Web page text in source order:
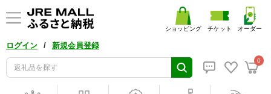
ログイン / 新規会員登録
0
ショッピング チケット オーダー